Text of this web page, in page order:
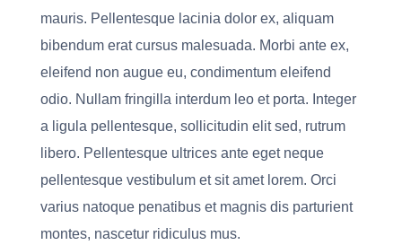
mauris. Pellentesque lacinia dolor ex, aliquam
bibendum erat cursus malesuada. Morbi ante ex,
eleifend non augue eu, condimentum eleifend
odio. Nullam fringilla interdum leo et porta. Integer
a ligula pellentesque, sollicitudin elit sed, rutrum
libero. Pellentesque ultrices ante eget neque
pellentesque vestibulum et sit amet lorem. Orci
varius natoque penatibus et magnis dis parturient
montes, nascetur ridiculus mus.